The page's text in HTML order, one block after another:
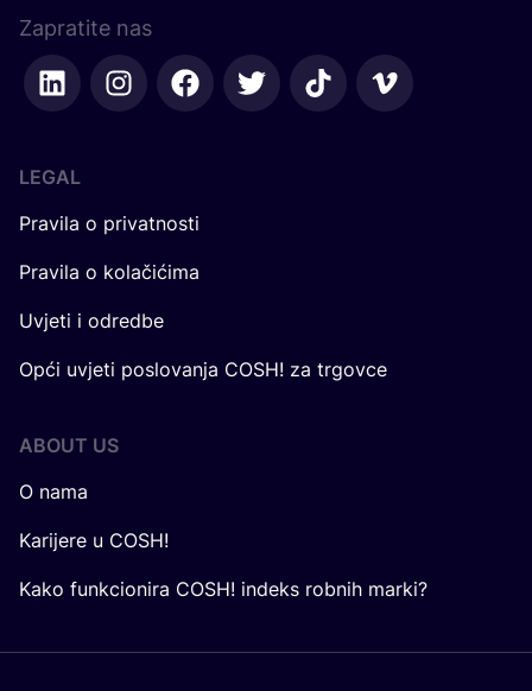
Zapratite nas
LEGAL
Pravila o privatnosti
Pravila o kolačićima
Uvjeti i odredbe
Opći uvjeti poslovanja COSH! za trgovce
ABOUT US
O nama
Karijere u COSH!
Kako funkcionira COSH! indeks robnih marki?